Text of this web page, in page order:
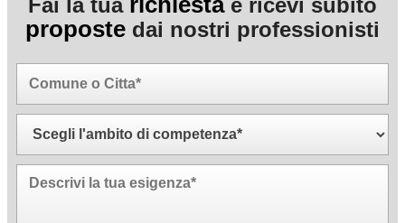
Fai la tua e ricevi subito
proposte dai nostri professionisti